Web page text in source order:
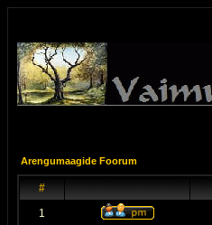
Arengumaagide Foorum
#
1